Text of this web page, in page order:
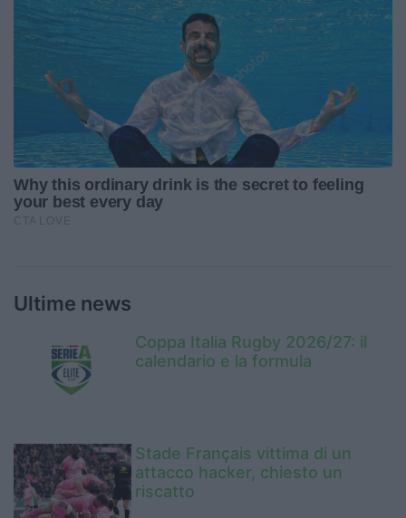
Ultime news
Coppa Italia Rugby 2026/27: il
calendario e la formula
Stade Français vittima di un
attacco hacker, chiesto un
riscatto